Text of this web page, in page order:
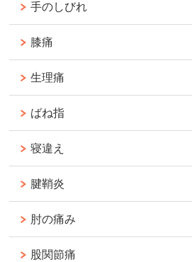
手のしびれ
膝痛
生理痛
ばね指
寝違え
腱鞘炎
肘の痛み
股関節痛